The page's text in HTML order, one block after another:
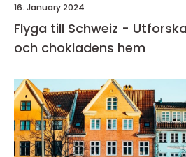
16. January 2024
Flyga till Schweiz -
och chokladens hem